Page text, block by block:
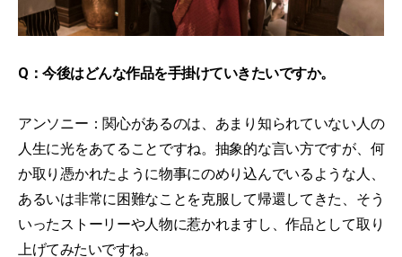
Q：今後はどんな作品を手掛けていきたいですか。
アンソニー：関心があるのは、あまり知られていない人の
人生に光をあてることですね。抽象的な言い方ですが、何
か取り憑かれたように物事にのめり込んでいるような人、
あるいは非常に困難なことを克服して帰還してきた、そう
いったストーリーや人物に惹かれますし、作品として取り
上げてみたいですね。